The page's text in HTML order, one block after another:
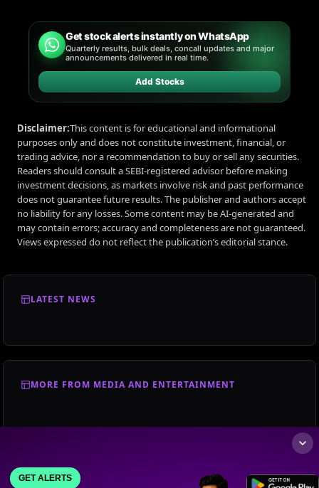
Get stock alerts instantly on WhatsApp
Quarterly results, bulk deals, concall updates and major
announcements delivered in real time.
Add Stocks
Disclaimer:This content is for educational and informational
purposes only and does not constitute investment, financial, or
trading advice, nor a recommendation to buy or sell any securities.
Readers should consult a SEBI-registered advisor before making
investment decisions, as markets involve risk and past performance
does not guarantee future results. The publisher and authors accept
no liability for any losses. Some content may be AI-generated and
may contain errors; accuracy and completeness are not guaranteed.
Views expressed do not reflect the publication’s editorial stance.
LATEST NEWS
MORE FROM MEDIA AND ENTERTAINMENT
GET ALERTS